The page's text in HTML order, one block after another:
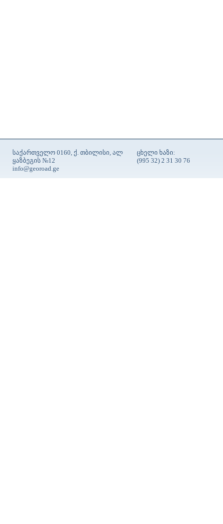
საქართველო 0160, ქ. თბილისი, ალ
ყაზბეგის №12
info@georoad.ge
ცხელი ხაზი:
(995 32) 2 31 30 76